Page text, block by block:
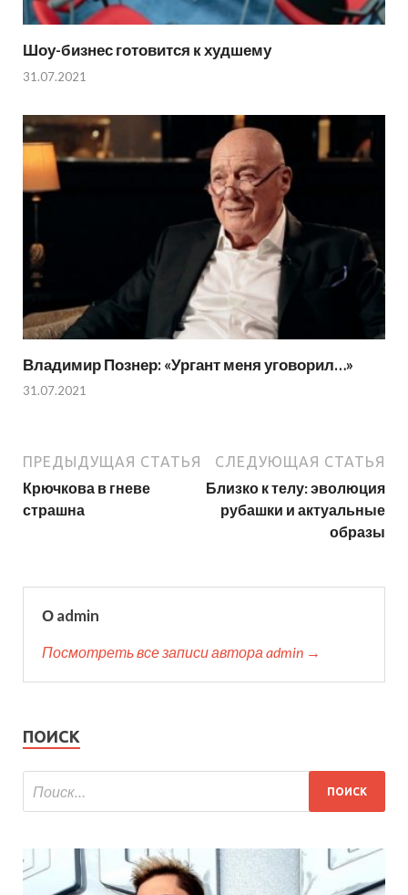
Шоу-бизнес готовится к худшему
31.07.2021
Владимир Познер: «Ургант меня уговорил…»
31.07.2021
ПРЕДЫДУЩАЯ СТАТЬЯ
Крючкова в гневе
страшна
СЛЕДУЮЩАЯ СТАТЬЯ
Близко к телу: эволюция
рубашки и актуальные
образы
О admin
Посмотреть все записи автора admin →
ПОИСК